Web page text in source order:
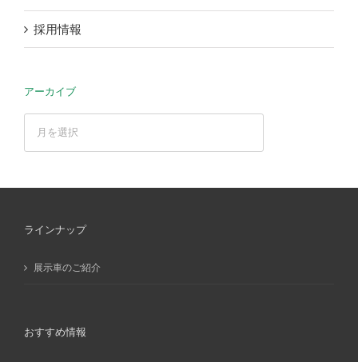
採用情報
アーカイブ
ラインナップ
展示車のご紹介
おすすめ情報